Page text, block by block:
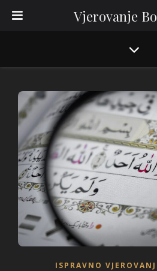
Vjerovanje
ISPRAVNO